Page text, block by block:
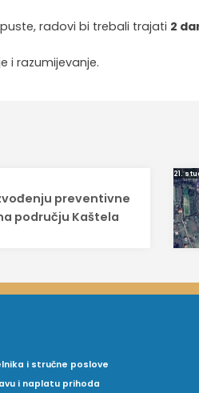
radovi bi trebali trajati 2
i razumijevanje.
preventivne
području Kaštela
21.
i stručne poslove
i naplatu prihoda